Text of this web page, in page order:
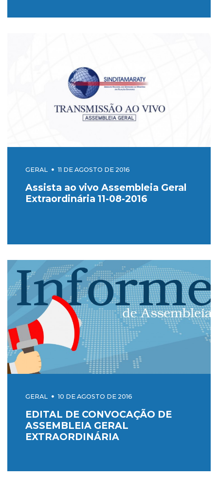
GERAL 11 DE AGOSTO DE 2016
Assista ao vivo Assembleia Geral
Extraordinária 11-08-2016
GERAL 10 DE AGOSTO DE 2016
EDITAL DE CONVOCAÇÃO DE
ASSEMBLEIA GERAL
EXTRAORDINÁRIA